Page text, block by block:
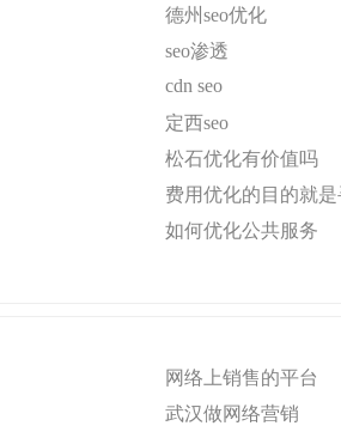
德州seo优化
seo渗透
cdn seo
定西seo
松石优化有价值吗
费用优化的目的就
如何优化公共服务
网络上销售的平台
武汉做网络营销